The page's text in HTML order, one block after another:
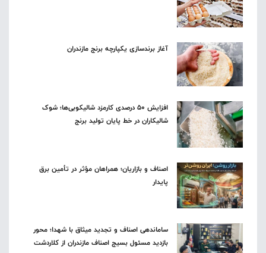
آغاز برندسازی یکپارچه برنج مازندران
افزایش ۵۰ درصدی کارمزد شالیکوبی‌ها؛ شوک
شالیکاران در خط پایان تولید برنج
اصناف و بازاریان؛ همراهان مؤثر در تأمین برق
پایدار
ساماندهی اصناف و تجدید میثاق با شهدا؛ محور
بازدید مسئول بسیج اصناف مازندران از کلاردشت